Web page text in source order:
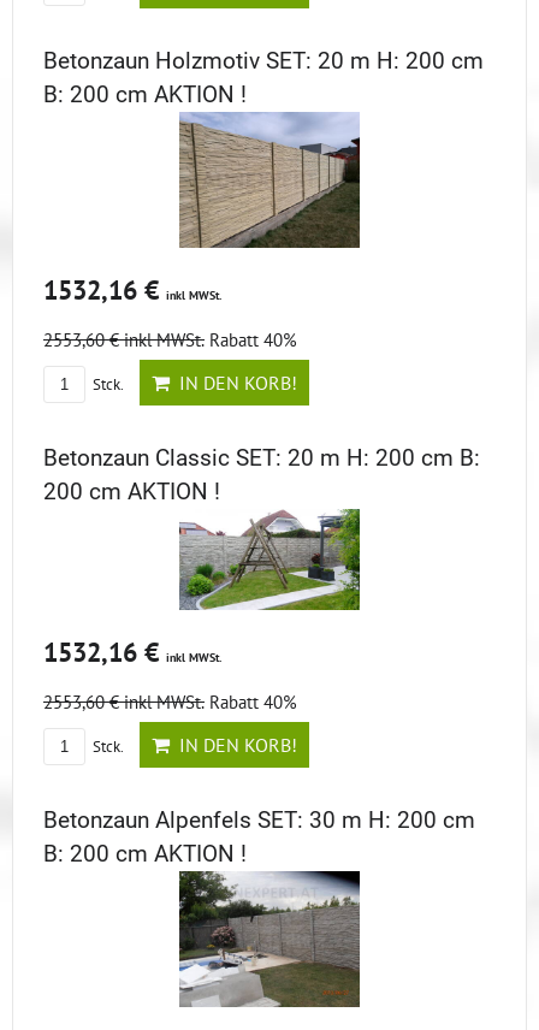
Betonzaun Holzmotiv SET: 20 m H: 200 cm
B: 200 cm AKTION !
1532,16 € inkl MWSt.
2553,60 €inkl MWSt. Rabatt 40%
Stck. IN DEN KORB!
Betonzaun Classic SET: 20 m H: 200 cm B:
200 cm AKTION !
1532,16 € inkl MWSt.
2553,60 €inkl MWSt. Rabatt 40%
Stck. IN DEN KORB!
Betonzaun Alpenfels SET: 30 m H: 200 cm
B: 200 cm AKTION !